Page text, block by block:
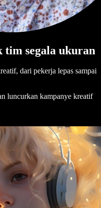
tim segala ukuran
dari pekerja lepas sampai
luncurkan kampanye kreatif